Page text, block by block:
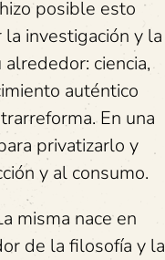
posible esto
investigación y la
ciencia,
auténtico
En una
privatizarlo y
y al consumo.
nace en
de la filosofía y la